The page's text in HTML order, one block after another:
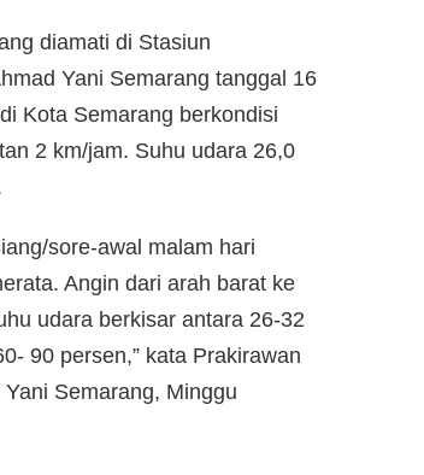
diamati di Stasiun
Yani Semarang tanggal 16
Kota Semarang berkondisi
2 km/jam. Suhu udara 26,0
sore-awal malam hari
Angin dari arah barat ke
udara berkisar antara 26-32
90 persen,” kata Prakirawan
Semarang, Minggu